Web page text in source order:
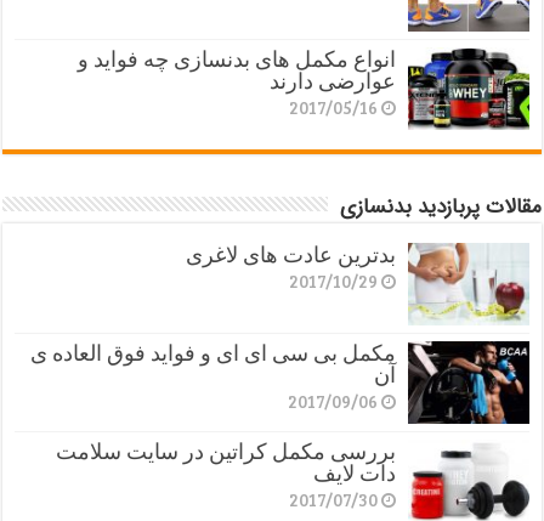
انواع مکمل های بدنسازی چه فواید و
عوارضی دارند
2017/05/16
مقالات پربازدید بدنسازی
بدترین عادت های لاغری
2017/10/29
مکمل بی سی ای ای و فواید فوق العاده ی
آن
2017/09/06
بررسی مکمل کراتین در سایت سلامت
دات لایف
2017/07/30